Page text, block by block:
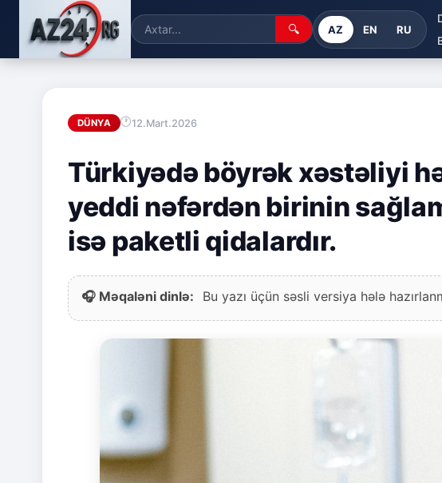
🔍 AZ EN RU
DÜNYA 12.Mart.2026
Türkiyədə böyrək xəstəliyi
yeddi nəfərdən birinin
isə paketli qidalardır.
🎧 Məqaləni dinlə: Bu yazı üçün səsli versiya hələ